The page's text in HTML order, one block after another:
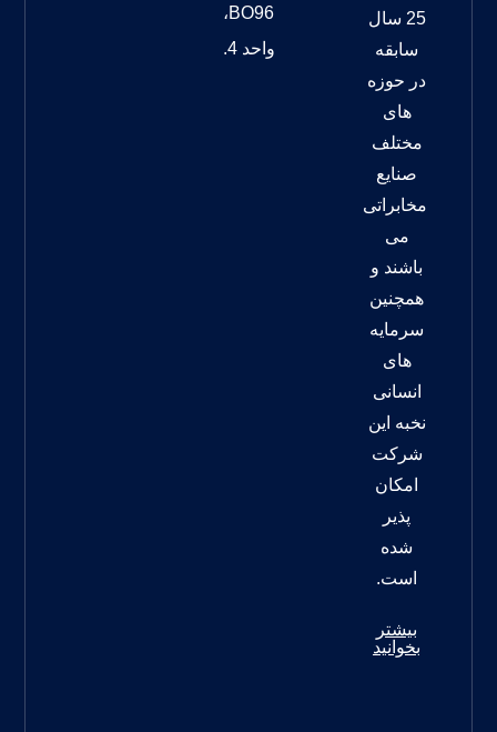
25 سال
سابقه
در حوزه
های
مختلف
صنایع
مخابراتی
می
باشند و
همچنین
سرمایه
های
انسانی
نخبه این
شرکت
امکان
پذیر
شده
است.
بیشتر
بخوانید
BO96،
واحد 4.